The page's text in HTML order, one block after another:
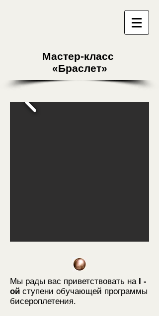
Мастер-класс
«Браслет»
Мы рады вас приветствовать на I -
ой ступени обучающей программы
бисероплетения.